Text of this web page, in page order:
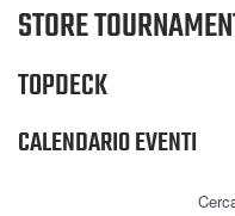
STORE
TOPDECK
CALENDARIO EVENTI